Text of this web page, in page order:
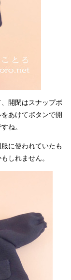
開閉はスナップボ
あけてボタンで開
ね。
に使われていたも
しれません。